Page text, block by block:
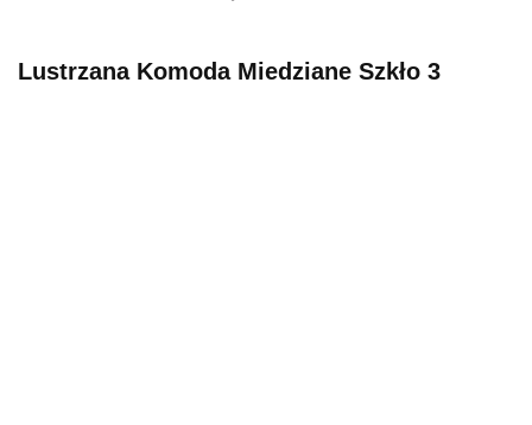
Lustrzana Komoda Miedziane Szkło 3